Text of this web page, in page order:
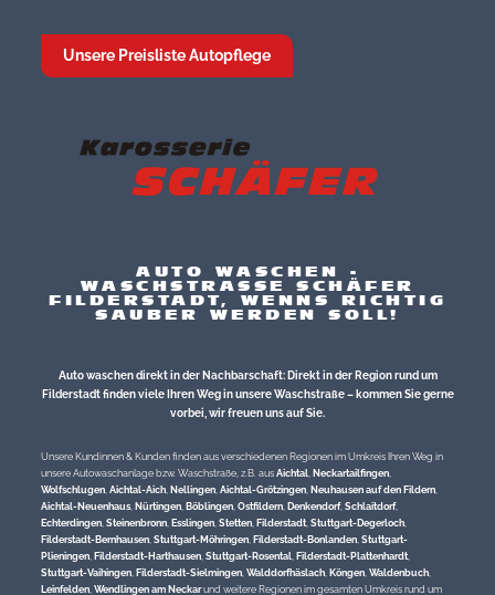
Unsere Preisliste Autopflege
AUTO WASCHEN -
WASCHSTRASSE SCHÄFER
FILDERSTADT, WENNS RICHTIG
SAUBER WERDEN SOLL!
Auto waschen direkt in der Nachbarschaft: Direkt in der Region rund um
Filderstadt finden viele Ihren Weg in unsere Waschstraße – kommen Sie gerne
vorbei, wir freuen uns auf Sie.
Unsere Kundinnen & Kunden finden aus verschiedenen Regionen im Umkreis Ihren Weg in
unsere Autowaschanlage bzw. Waschstraße, z.B. ausAichtal Neckartailfingen
Wolfschlugen ,Aichtal-Aich Nellingen ,Aichtal-Grötzingen Neuhausen auf den Fildern
Aichtal-Neuenhaus Nürtingen Böblingen ,Ostfildern Denkendorf,Schlaitdorf,
Echterdingen ,Steinenbronn Esslingen ,Stetten Filderstadt ,Stuttgart-Degerloch
Filderstadt-Bernhausen ,Stuttgart-Möhringen Filderstadt-Bonlanden ,Stuttgart-
Plieningen Filderstadt-Harthausen ,Stuttgart-Rosental Filderstadt-Plattenhardt
Stuttgart-Vaihingen Filderstadt-Sielmingen ,Walddorfhäslach Köngen ,Waldenbuch
Leinfelden ,Wendlingen am Neckarund weitere Regionen im gesamten Umkreis rund um